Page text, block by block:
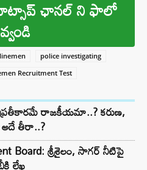
ఛానల్ ని ఫాలో
police investigating
Recruitment Test
రాజకీయమా..? కరుణ,
తీరా..?
Board: శ్రీశైలం, సాగర్ నీటిపై
లేఖ